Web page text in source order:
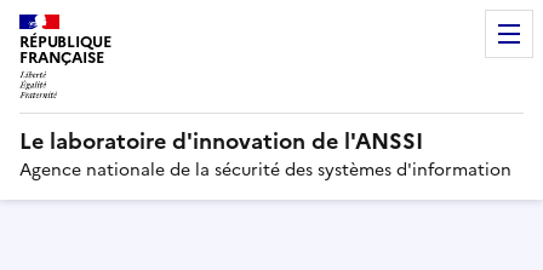
RÉPUBLIQUE
FRANÇAISE
Le laboratoire d'innovation de l'ANSSI
Agence nationale de la sécurité des systèmes d'information